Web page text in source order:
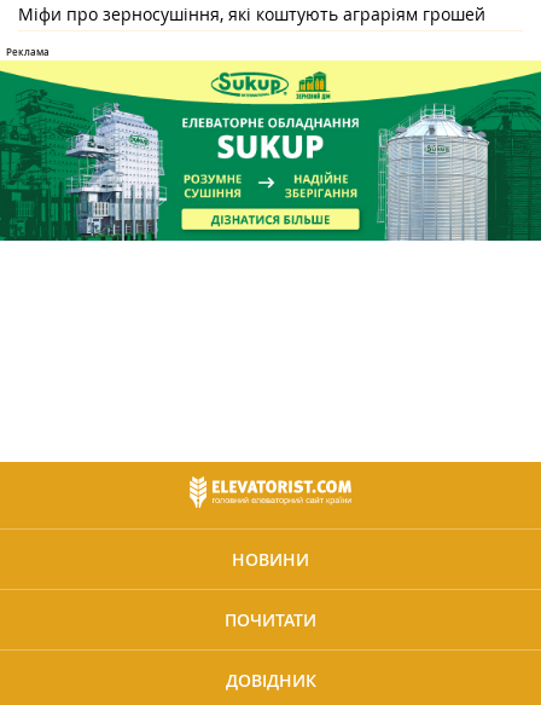
Міфи про зерносушіння, які коштують аграріям грошей
НОВИНИ
ПОЧИТАТИ
ДОВІДНИК